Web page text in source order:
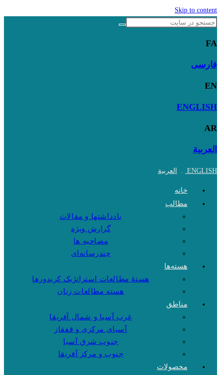
Skip to content
FA
فارسی
EN
ENGLISH
AR
العربية
ENGLISH
. العربية
خانه
مطالب
یادداشتها و مقالات
گزارش ویژه
مصاحبه ها
چندرسانه‌ای
هسته‌ها
هستهٔ مطالعات استراتژیک کریدورها
هسته مطالعات زنان
مناطق
غرب آسیا و شمال آفریقا
آسیای مرکزی و قفقاز
جنوب شرق آسیا
جنوب و مرکز آفریقا
محصولات